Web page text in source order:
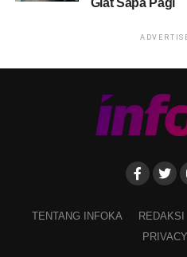
Giat Sapa Pagi
TENTANG INFOKA REDAKSI